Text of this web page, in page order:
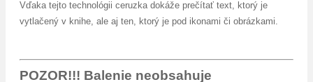
Vďaka tejto technológii ceruzka dokáže prečítať text, ktorý je
vytlačený v knihe, ale aj ten, ktorý je pod ikonami či obrázkami.
POZOR!!! Balenie neobsahuje